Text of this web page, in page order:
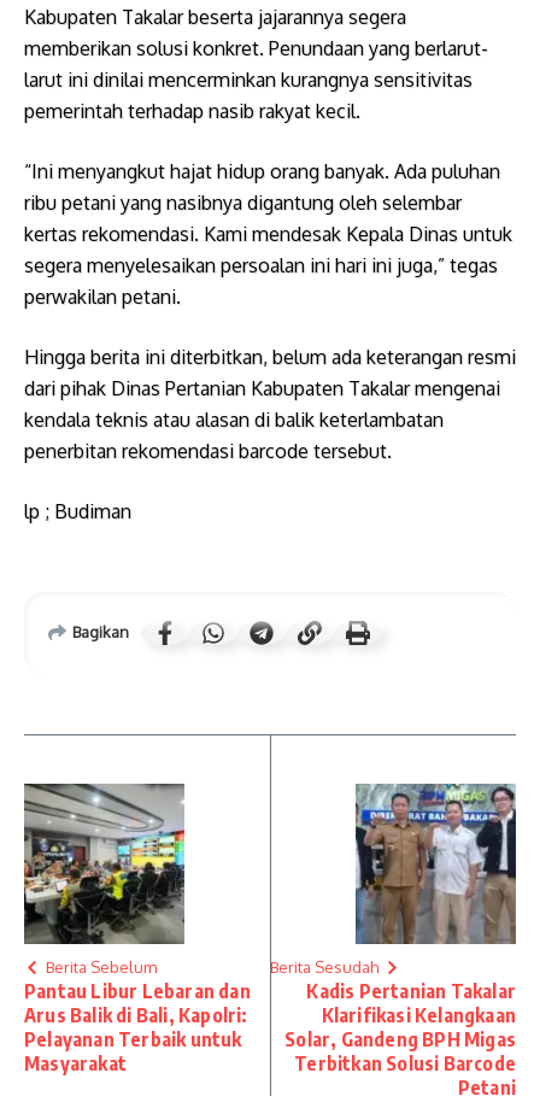
Kabupaten Takalar beserta jajarannya segera
memberikan solusi konkret. Penundaan yang berlarut-
larut ini dinilai mencerminkan kurangnya sensitivitas
pemerintah terhadap nasib rakyat kecil.
“Ini menyangkut hajat hidup orang banyak. Ada puluhan
ribu petani yang nasibnya digantung oleh selembar
kertas rekomendasi. Kami mendesak Kepala Dinas untuk
segera menyelesaikan persoalan ini hari ini juga,” tegas
perwakilan petani.
Hingga berita ini diterbitkan, belum ada keterangan resmi
dari pihak Dinas Pertanian Kabupaten Takalar mengenai
kendala teknis atau alasan di balik keterlambatan
penerbitan rekomendasi barcode tersebut.
lp ; Budiman
Bagikan
Berita Sebelum
Pantau Libur Lebaran dan
Arus Balik di Bali, Kapolri:
Pelayanan Terbaik untuk
Masyarakat
Berita Sesudah
Kadis Pertanian Takalar
Klarifikasi Kelangkaan
Solar, Gandeng BPH Migas
Terbitkan Solusi Barcode
Petani